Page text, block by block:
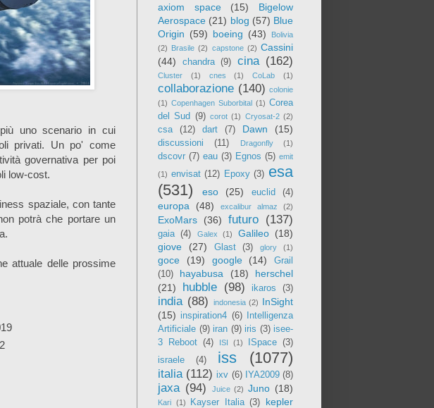
uno scenario in cui
privati. Un po' come
governativa per poi
low-cost.
spaziale, con tante
potrà che portare un
attuale delle prossime
axiom space (15)
Bigelow
Aerospace (21) blog (57) Blue
Origin (59) boeing (43)
Bolivia
(2) Brasile (2) capstone (2) Cassini
(44)
chandra (9) cina (162)
Cluster (1) cnes (1) CoLab (1)
collaborazione (140) colonie
(1) Copenhagen Suborbital (1) Corea
del Sud (9) corot (1) Cryosat-2 (2)
csa (12) dart (7) Dawn (15)
discussioni (11) Dragonfly (1)
dscovr (7) eau (3) Egnos (5) emit
(1) envisat (12) Epoxy (3) esa
(531)
eso (25) euclid (4)
europa (48) excalibur almaz (2)
ExoMars (36) futuro (137)
gaia (4) Galex (1) Galileo (18)
giove
(27) Glast (3) glory (1)
goce (19) google (14)
Grail
(10)
hayabusa (18)
herschel
(21)
hubble (98) ikaros (3)
india (88) indonesia (2) InSight
(15) inspiration4 (6)
Intelligenza
Artificiale (9) iran (9) iris (3) isee-
3 Reboot (4) ISI (1) ISpace (3)
israele
(4) iss (1077)
italia (112) ixv (6) IYA2009 (8)
jaxa (94) Juice (2) Juno (18)
Kari (1) Kayser Italia (3)
kepler